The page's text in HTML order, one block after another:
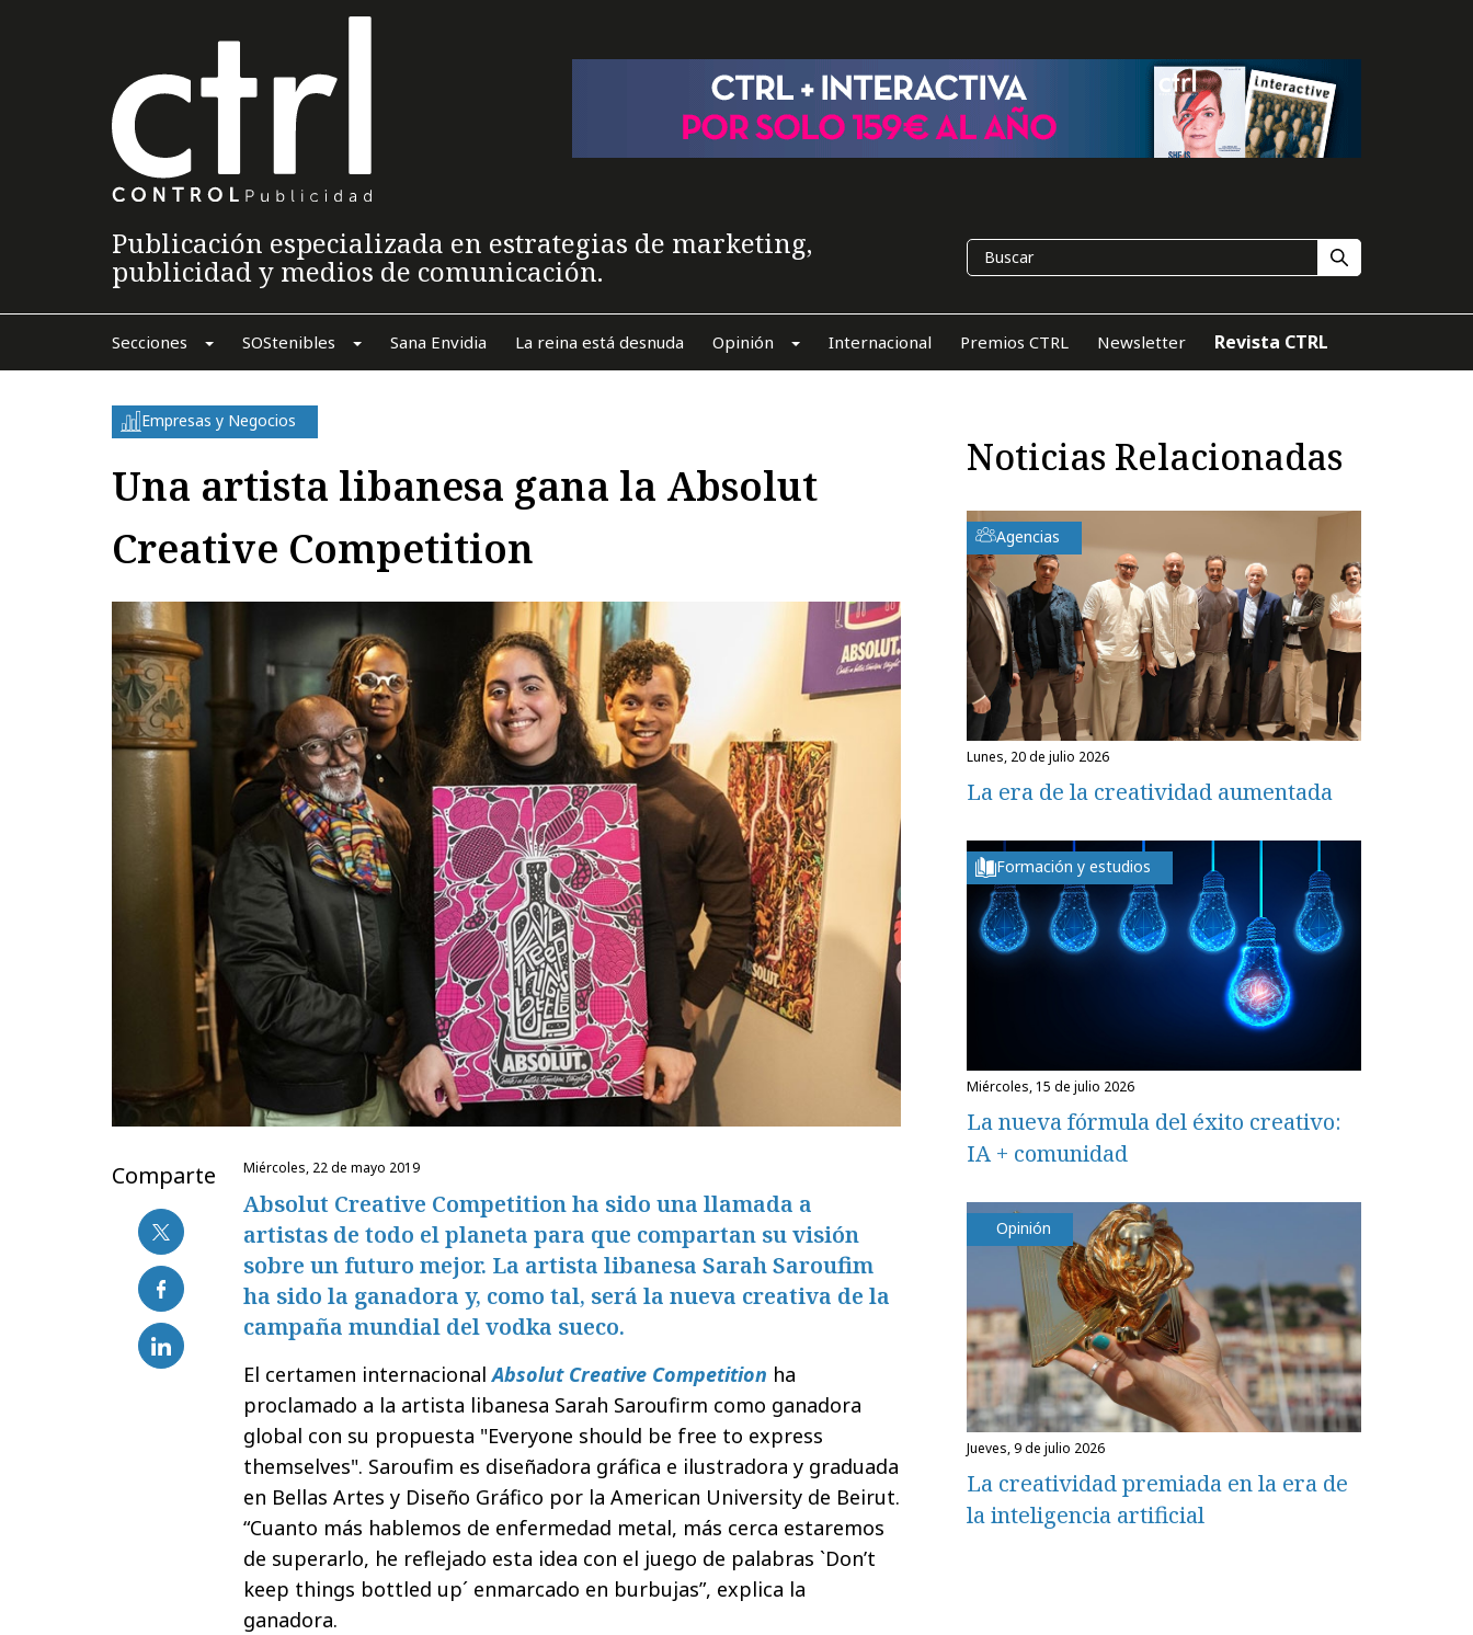
Publicación especializada en estrategias de marketing,
publicidad y medios de comunicación.
Secciones SOStenibles Sana Envidia La reina está desnuda Opinión Internacional Premios CTRL Newsletter Revista CTRL
Empresas y Negocios
Una artista libanesa gana la Absolut
Creative Competition
Comparte miércoles, 22 de mayo 2019
Absolut Creative Competition ha sido una llamada a
artistas de todo el planeta para que compartan su visión
sobre un futuro mejor. La artista libanesa Sarah Saroufim
ha sido la ganadora y, como tal, será la nueva creativa de la
campaña mundial del vodka sueco.
El certamen internacionalAbsolut Creative Competition ha
proclamado a la artista libanesa Sarah Saroufirm como ganadora
global con su propuesta "Everyone should be free to express
themselves". Saroufim es diseñadora gráfica e ilustradora y graduada
en Bellas Artes y Diseño Gráfico por la American University de Beirut.
“Cuanto más hablemos de enfermedad metal, más cerca estaremos
de superarlo, he reflejado esta idea con el juego de palabras `Don’t
keep things bottled up´ enmarcado en burbujas”, explica la
ganadora.
Noticias Relacionadas
Agencias
lunes, 20 de julio 2026
La era de la creatividad aumentada
Formación y estudios
miércoles, 15 de julio 2026
La nueva fórmula del éxito creativo:
IA + comunidad
Opinión
jueves, 9 de julio 2026
La creatividad premiada en la era de
la inteligencia artificial